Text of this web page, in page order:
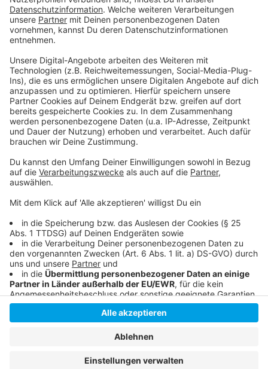
Volksbank Düsseldorf-Neuss
Staatsanwaltschaft ermittelt in Millionenbetrug
Anzeige
Folge uns für mehr News & Updates:
Anzeige
Livestream |Instagram Facebook WhatsApp-Kanal
Anzeige
Anzeige